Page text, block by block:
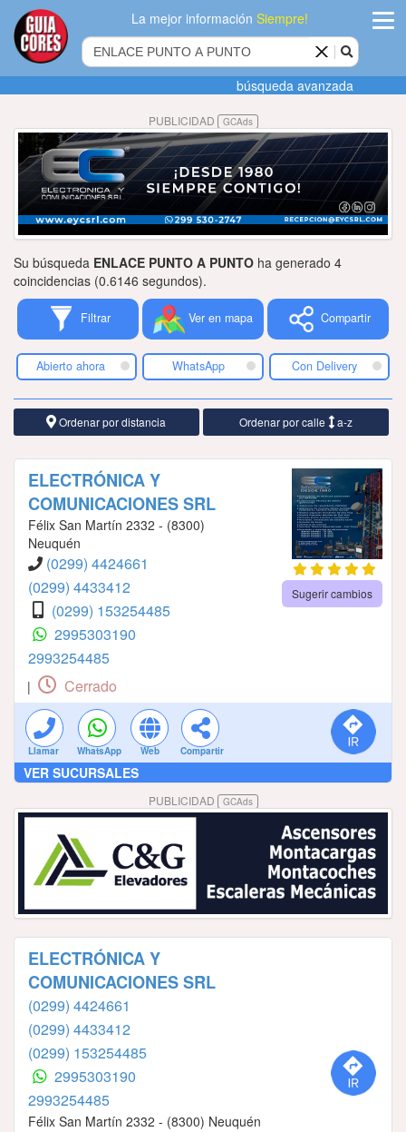
La mejor informaciónSiempre!
Agregar
empresa
Actualizar
datos
Publicidad
Tiendacores
Contactenos
búsqueda avanzada
PUBLICIDAD GCAds
Su búsqueda ENLACE PUNTO A PUNTO ha generado 4
coincidencias (0.6146 segundos).
Filtrar Ver en mapa Compartir
Abierto ahora WhatsApp Con Delivery
Ordenar por distancia Ordenar por calle a-z
ELECTRÓNICA Y
COMUNICACIONES SRL
Félix San Martín 2332 - (8300)
Neuquén
(0299) 4424661
(0299) 4433412
(0299) 153254485
2995303190
2993254485
Sugerir cambios
| Cerrado
Llamar WhatsApp Web Compartir
VER SUCURSALES
PUBLICIDAD GCAds
ELECTRÓNICA Y
COMUNICACIONES SRL
(0299) 4424661
(0299) 4433412
(0299) 153254485
2995303190
2993254485
Félix San Martín 2332 - (8300) Neuquén